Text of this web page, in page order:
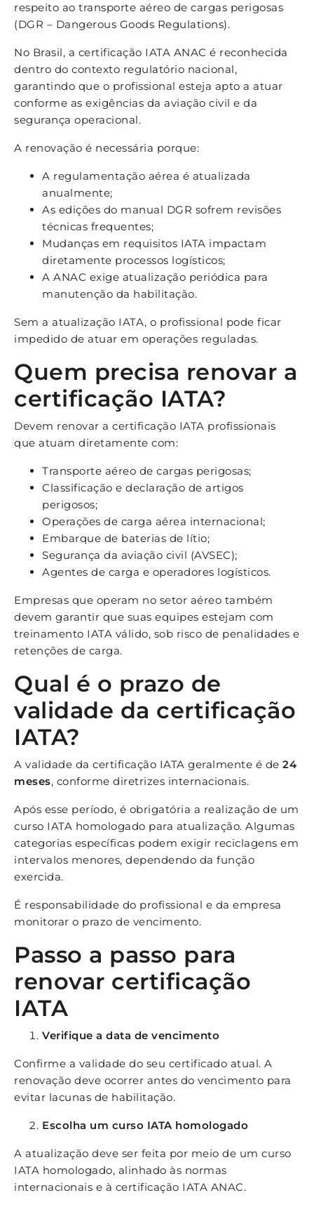
respeito ao transporte aéreo de cargas perigosas
(DGR – Dangerous Goods Regulations).
No Brasil, a certificação IATA ANAC é reconhecida
dentro do contexto regulatório nacional,
garantindo que o profissional esteja apto a atuar
conforme as exigências da aviação civil e da
segurança operacional.
A renovação é necessária porque:
A regulamentação aérea é atualizada
anualmente;
As edições do manual DGR sofrem revisões
técnicas frequentes;
Mudanças em requisitos IATA impactam
diretamente processos logísticos;
A ANAC exige atualização periódica para
manutenção da habilitação.
Sem a atualização IATA, o profissional pode ficar
impedido de atuar em operações reguladas.
Quem precisa renovar a
certificação IATA?
Devem renovar a certificação IATA profissionais
que atuam diretamente com:
Transporte aéreo de cargas perigosas;
Classificação e declaração de artigos
perigosos;
Operações de carga aérea internacional;
Embarque de baterias de lítio;
Segurança da aviação civil (AVSEC);
Agentes de carga e operadores logísticos.
Empresas que operam no setor aéreo também
devem garantir que suas equipes estejam com
treinamento IATA válido, sob risco de penalidades e
retenções de carga.
Qual é o prazo de
validade da certificação
IATA?
A validade da certificação IATA geralmente é de 24
meses, conforme diretrizes internacionais.
Após esse período, é obrigatória a realização de um
curso IATA homologado para atualização. Algumas
categorias específicas podem exigir reciclagens em
intervalos menores, dependendo da função
exercida.
É responsabilidade do profissional e da empresa
monitorar o prazo de vencimento.
Passo a passo para
renovar certificação
IATA
Verifique a data de vencimento
Confirme a validade do seu certificado atual. A
renovação deve ocorrer antes do vencimento para
evitar lacunas de habilitação.
Escolha um curso IATA homologado
A atualização deve ser feita por meio de um curso
IATA homologado, alinhado às normas
internacionais e à certificação IATA ANAC.